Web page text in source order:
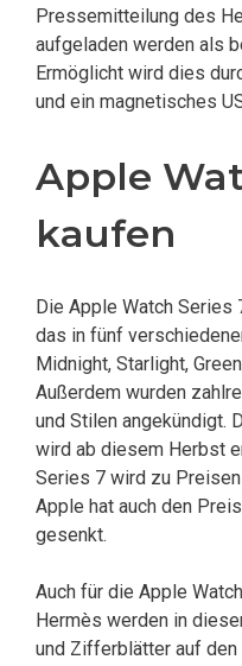
Pressemitteilung des
aufgeladen werden als
Ermöglicht wird dies
und ein magnetisches
Apple
kaufen
Die Apple Watch Series
das in fünf
Midnight, Starlight,
Außerdem wurden
und Stilen angekündigt.
wird ab diesem Herbst
Series 7 wird zu
Apple hat auch den
gesenkt.
Auch für die Apple
Hermès werden in
und Zifferblätter auf den